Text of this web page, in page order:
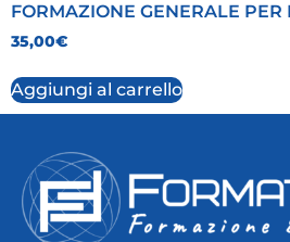
FORMAZIONE GENERALE PER
35,00€
Aggiungi al carrello